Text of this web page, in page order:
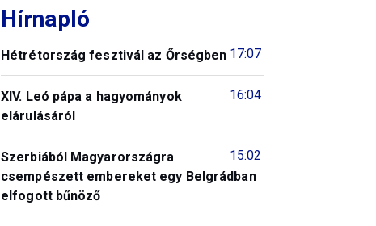
Hírnapló
17:07
Hétrétország fesztivál az Őrségben
16:04
XIV. Leó pápa a hagyományok
elárulásáról
15:02
Szerbiából Magyarországra
csempészett embereket egy Belgrádban
elfogott bűnöző